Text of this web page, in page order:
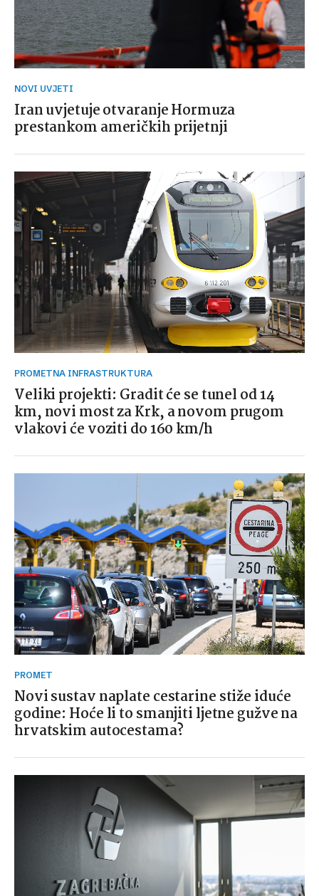
NOVI UVJETI
Iran uvjetuje otvaranje Hormuza
prestankom američkih prijetnji
PROMETNA INFRASTRUKTURA
Veliki projekti: Gradit će se tunel od 14
km, novi most za Krk, a novom prugom
vlakovi će voziti do 160 km/h
PROMET
Novi sustav naplate cestarine stiže iduće
godine: Hoće li to smanjiti ljetne gužve na
hrvatskim autocestama?